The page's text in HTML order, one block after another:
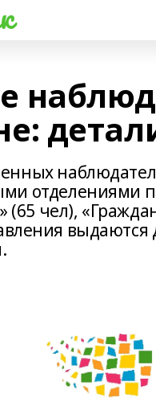
отделениями
(65 чел),
выдаются